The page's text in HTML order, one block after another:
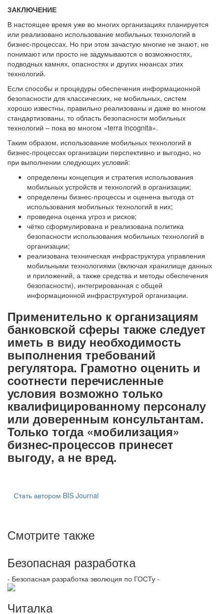
ЗАКЛЮЧЕНИЕ
В настоящее время уже во многих организациях планируется
или реализовано использование мобильных технологий в
бизнес-процессах. Но при этом зачастую многие не знают, не
понимают или просто не задумываются о возможностях,
подводных камнях, опасностях и других нюансах этих
технологий.
Если способы и процедуры обеспечения информационной
безопасности для классических, не мобильных, систем
хорошо известны, правильно реализованы и даже во многом
стандартизованы, то область безопасности мобильных
технологий – пока во многом «terra incognita».
Таким образом, использование мобильных технологий в
бизнес-процессах организации перспективно и выгодно, но
при выполнении следующих условий:
определены концепция и стратегия использования
мобильных устройств и технологий в организации;
определены бизнес-процессы и оценена выгода от
использования мобильных технологий в них;
проведена оценка угроз и рисков;
чётко сформулирована и реализована политика
безопасности использования мобильных технологий в
организации;
реализована техническая инфраструктура управления
мобильными технологиями (включая хранилище данных
и приложений, а также средства и методы обеспечения
безопасности), интегрированная с общей
информационной инфраструктурой организации.
Применительно к организациям
банковской сферы также следует
иметь в виду необходимость
выполнения требований
регулятора. Грамотно оценить и
соотнести перечисленные
условия возможно только
квалифицированному персоналу
или доверенным консультантам.
Только тогда «мобилизация»
бизнес-процессов принесет
выгоду, а не вред.
Стать автором BIS Journal
Смотрите также
Безопасная разработка
- Безопасная разработка эволюция по ГОСТу -
Читалка